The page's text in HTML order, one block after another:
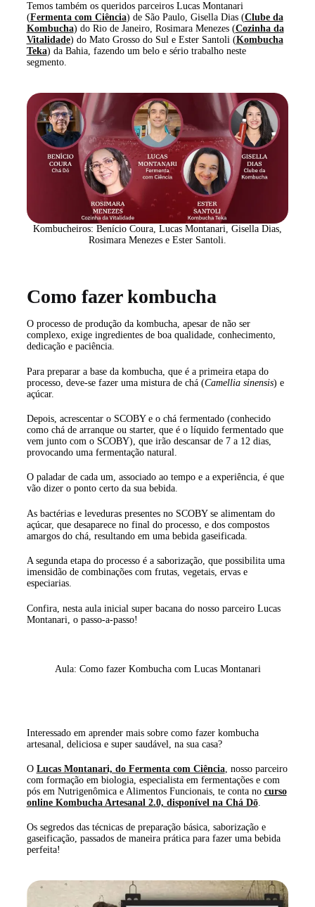
Temos também os queridos parceiros Lucas Montanari
(Fermenta com Ciência) de São Paulo, Gisella Dias (Clube da
Kombucha) do Rio de Janeiro, Rosimara Menezes (Cozinha da
Vitalidade) do Mato Grosso do Sul e Ester Santoli (Kombucha
Teka) da Bahia, fazendo um belo e sério trabalho neste
segmento.
Kombucheiros: Benício Coura, Lucas Montanari, Gisella Dias,
Rosimara Menezes e Ester Santoli.
Como fazer kombucha
O processo de produção da kombucha, apesar de não ser
complexo, exige ingredientes de boa qualidade, conhecimento,
dedicação e paciência.
Para preparar a base da kombucha, que é a primeira etapa do
processo, deve-se fazer uma mistura de chá (Camellia sinensis) e
açúcar.
Depois, acrescentar o SCOBY e o chá fermentado (conhecido
como chá de arranque ou starter, que é o líquido fermentado que
vem junto com o SCOBY), que irão descansar de 7 a 12 dias,
provocando uma fermentação natural.
O paladar de cada um, associado ao tempo e a experiência, é que
vão dizer o ponto certo da sua bebida.
As bactérias e leveduras presentes no SCOBY se alimentam do
açúcar, que desaparece no final do processo, e dos compostos
amargos do chá, resultando em uma bebida gaseificada.
A segunda etapa do processo é a saborização, que possibilita uma
imensidão de combinações com frutas, vegetais, ervas e
especiarias.
Confira, nesta aula inicial super bacana do nosso parceiro Lucas
Montanari, o passo-a-passo!
Aula: Como fazer Kombucha com Lucas Montanari
Interessado em aprender mais sobre como fazer kombucha
artesanal, deliciosa e super saudável, na sua casa?
O Lucas Montanari, do Fermenta com Ciência, nosso parceiro
com formação em biologia, especialista em fermentações e com
pós em Nutrigenômica e Alimentos Funcionais, te conta no curso
online Kombucha Artesanal 2.0, disponível na Chá Dō.
Os segredos das técnicas de preparação básica, saborização e
gaseificação, passados de maneira prática para fazer uma bebida
perfeita!